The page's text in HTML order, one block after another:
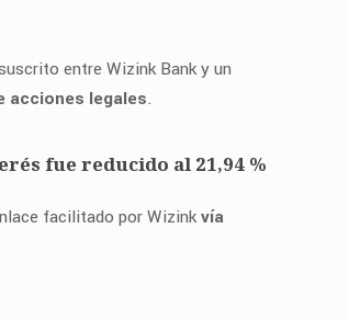
entre Wizink Bank y un
acciones legales.
fue reducido al 21,94 %
facilitado por Wizinkvía